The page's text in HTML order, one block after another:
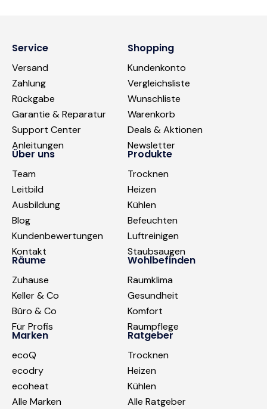
Service
Versand
Zahlung
Rückgabe
Garantie & Reparatur
Support Center
Anleitungen
Shopping
Kundenkonto
Vergleichsliste
Wunschliste
Warenkorb
Deals & Aktionen
Newsletter
Über uns
Team
Leitbild
Ausbildung
Blog
Kundenbewertungen
Kontakt
Produkte
Trocknen
Heizen
Kühlen
Befeuchten
Luftreinigen
Staubsaugen
Räume
Zuhause
Keller & Co
Büro & Co
Für Profis
Wohlbefinden
Raumklima
Gesundheit
Komfort
Raumpflege
Marken
ecoQ
ecodry
ecoheat
Alle Marken
Ratgeber
Trocknen
Heizen
Kühlen
Alle Ratgeber